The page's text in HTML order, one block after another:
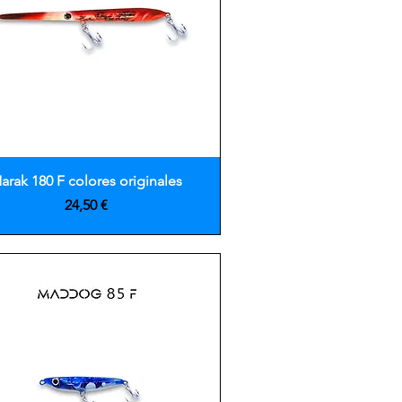
Vista rápida
180 F colores originales
Precio
24,50 €